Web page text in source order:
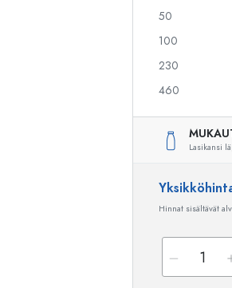
Säilytyspullot
Ginipullot
Joulupullot
Koristeelliset pullot
50
100
230
460
Lasikansi
Hinnat sisältävät